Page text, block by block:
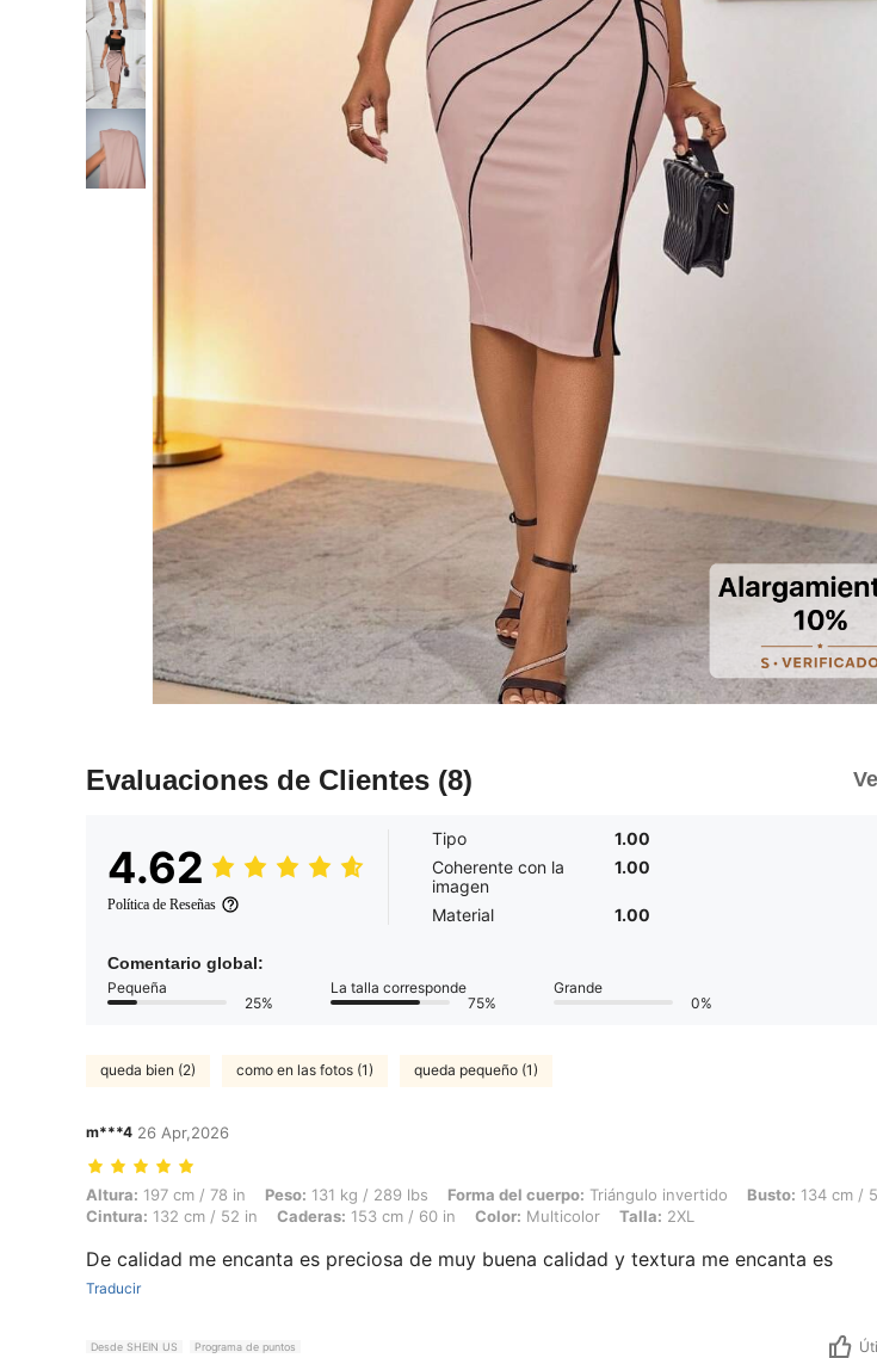
Evaluaciones de Clientes (8)
4.62
Política de Reseñas
Tipo
1.00
Coherente con la
imagen
1.00
Material 1.00
Comentario global:
Pequeña
25%
La talla corresponde
75%
Grande
0%
queda bien (2) como en las fotos (1) queda pequeño (1)
m***4 26 Apr,2026
Altura: 197 cm / 78 in, Peso: 131 kg / 289 lbs, Forma del cuerpo: Triángulo invertido, Busto: 134 cm / 52.8 in, Cintura:
Altura: 197 cm / 78 in Peso: 131 kg / 289 lbs Forma del cuerpo: Triángulo invertido Busto: 134 cm /
Cintura: 132 cm / 52 in Caderas: 153 cm / 60 in Color: Multicolor Talla: 2XL
De calidad me encanta es preciosa de muy buena calidad y textura me encanta es
Traducir
Desde SHEIN US Programa de puntos